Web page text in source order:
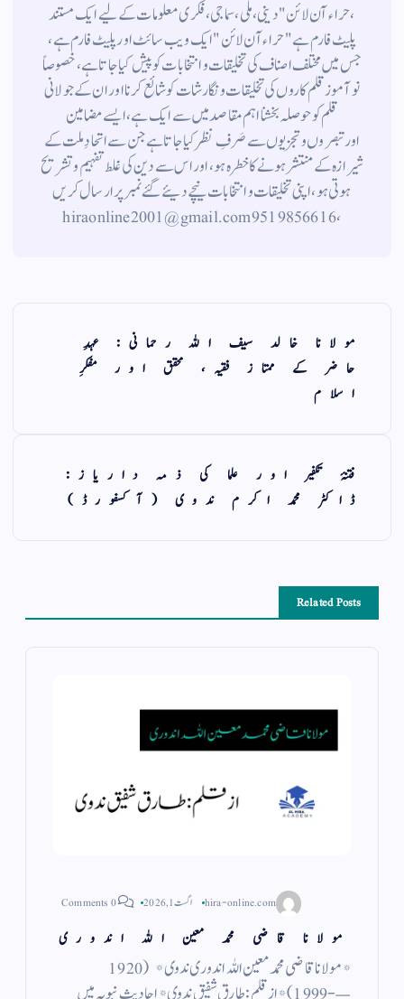
،حراء آن لائن" دینی ، ملی ، سماجی ، فکری معلومات کے لیے ایک مستند
پلیٹ فارم ہے " حراء آن لائن " ایک ویب سائٹ اور پلیٹ فارم ہے ،
جس میں مختلف اصناف کی تخلیقات و انتخابات کو پیش کیا جاتا ہے ، خصوصاً
نوآموز قلم کاروں کی تخلیقات و نگارشات کو شائع کرنا اور ان کے جولانی
قلم کوحوصلہ بخشنا اہم مقاصد میں سے ایک ہے ، ایسے مضامین
اورتبصروں وتجزیوں سے صَرفِ نظر کیا جاتاہے جن سے اتحادِ ملت کے
شیرازہ کے منتشر ہونے کاخطرہ ہو ، اور اس سے دین کی غلط تفہیم وتشریح
ہوتی ہو، اپنی تخلیقات و انتخابات نیچے دیئے گئے نمبر پر ارسال کریں
، 9519856616 hiraonline2001@gmail.com
مولانا خالد سیف اللہ رحمانی: عہدِ
حاضر کے ممتاز فقیہ، محقق اور مفکرِ
اسلام
فتنۂ تکفیر اور علما کی ذمہ داریاز:
ڈاکٹر محمد اکرم ندوی (آکسفورڈ)
Related Posts
hira-online.com اگست 1, 2026 0 Comments
مولانا قاضی محمد معین اللہ اندوری
*مولانا قاضی محمد معین اللہ اندوری ندوی* ( 1920